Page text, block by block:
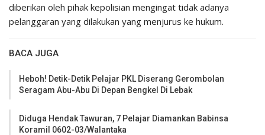
diberikan oleh pihak kepolisian mengingat tidak adanya
pelanggaran yang dilakukan yang menjurus ke hukum.
BACA JUGA
Heboh! Detik-Detik Pelajar PKL Diserang Gerombolan
Seragam Abu-Abu Di Depan Bengkel Di Lebak
Diduga Hendak Tawuran, 7 Pelajar Diamankan Babinsa
Koramil 0602-03/Walantaka